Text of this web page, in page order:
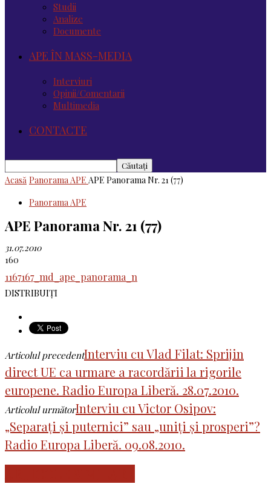
Studii
Analize
Documente
APE ÎN MASS-MEDIA
Interviuri
Opinii/Comentarii
Multimedia
CONTACTE
Acasă Panorama APE APE Panorama Nr. 21 (77)
Panorama APE
APE Panorama Nr. 21 (77)
31.07.2010
160
1167167_md_ape_panorama_n
DISTRIBUIȚI
Articolul precedentInterviu cu Vlad Filat: Sprijin
direct UE ca urmare a racordării la rigorile
europene. Radio Europa Liberă. 28.07.2010.
Articolul următorInterviu cu Victor Osipov:
„Separați și puternici” sau „uniți și prosperi”?
Radio Europa Liberă. 09.08.2010.